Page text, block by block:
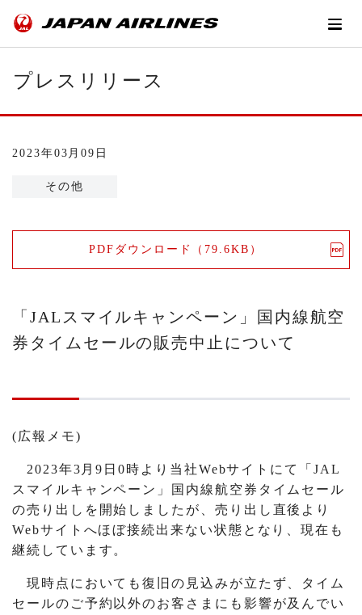
プレスリリース
2023年03月09日
その他
PDFダウンロード（79.6KB）
「JALスマイルキャンペーン」国内線航空
券タイムセールの販売中止について
(広報メモ)
2023年3月9日0時より当社Webサイトにて「JAL
スマイルキャンペーン」国内線航空券タイムセール
の売り出しを開始しましたが、売り出し直後より
Webサイトへほぼ接続出来ない状態となり、現在も
継続しています。
現時点においても復旧の見込みが立たず、タイム
セールのご予約以外のお客さまにも影響が及んでい